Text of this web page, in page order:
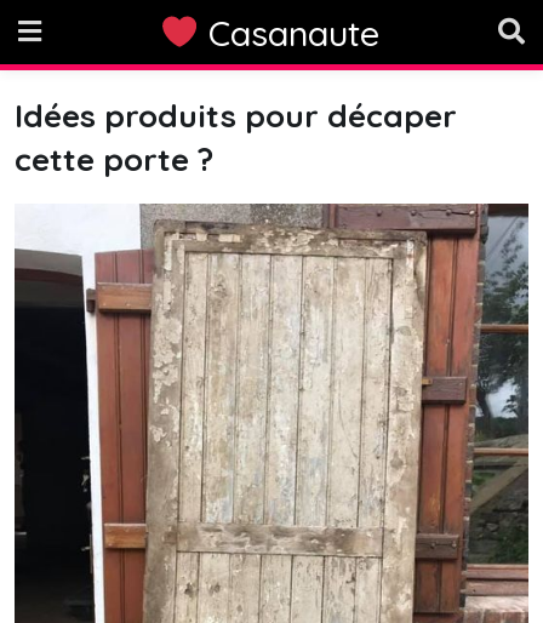
content
Casanaute
Idées produits pour décaper
cette porte ?